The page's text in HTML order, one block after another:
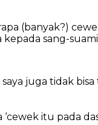
(banyak?)
sang-
juga tidak bisa
itu pada